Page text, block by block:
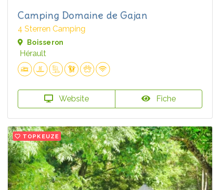
Camping Domaine de Gajan
4 Sterren Camping
Boisseron
Hérault
Website Fiche
TOPKEUZE